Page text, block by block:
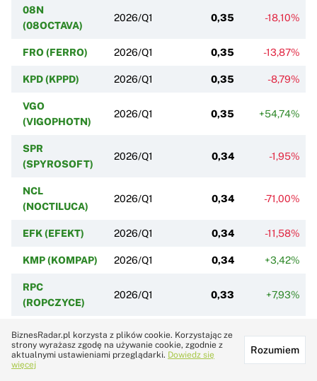
08N
(08OCTAVA)
2026/Q1 0,35 -18,10%
FRO (FERRO) 2026/Q1 0,35 -13,87%
KPD (KPPD) 2026/Q1 0,35 -8,79%
VGO
(VIGOPHOTN)
2026/Q1 0,35 +54,74%
SPR
(SPYROSOFT)
2026/Q1 0,34 -1,95%
NCL
(NOCTILUCA)
2026/Q1 0,34 -71,00%
EFK (EFEKT) 2026/Q1 0,34 -11,58%
KMP (KOMPAP) 2026/Q1 0,34 +3,42%
RPC
(ROPCZYCE)
2026/Q1 0,33 +7,93%
LKD (LOKUM) 2026/Q1 0,33
FMG 2026/Q1 0,32 +1,51%
BiznesRadar.pl korzysta z plików cookie. Korzystając ze
strony wyrażasz zgodę na używanie cookie, zgodnie z
aktualnymi ustawieniami przeglądarki. Dowiedz się
więcej
Rozumiem